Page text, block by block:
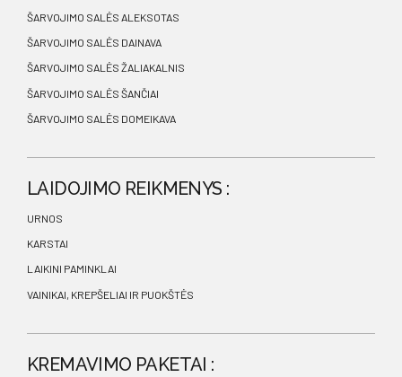
ŠARVOJIMO SALĖS ALEKSOTAS
ŠARVOJIMO SALĖS DAINAVA
ŠARVOJIMO SALĖS ŽALIAKALNIS
ŠARVOJIMO SALĖS ŠANČIAI
ŠARVOJIMO SALĖS DOMEIKAVA
LAIDOJIMO REIKMENYS :
URNOS
KARSTAI
LAIKINI PAMINKLAI
VAINIKAI, KREPŠELIAI IR PUOKŠTĖS
KREMAVIMO PAKETAI :